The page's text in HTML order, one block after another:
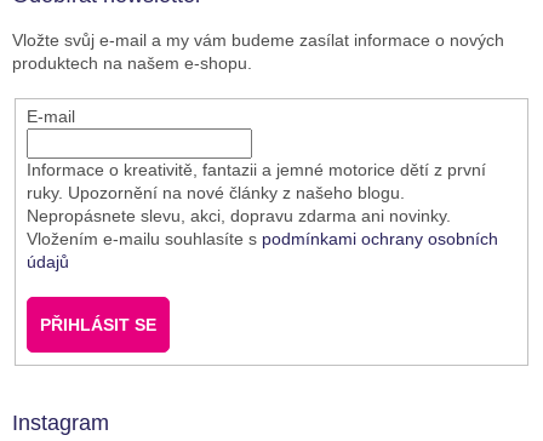
Vložte svůj e-mail a my vám budeme zasílat informace o nových
produktech na našem e-shopu.
E-mail
Informace o kreativitě, fantazii a jemné motorice dětí z první
ruky. Upozornění na nové články z našeho blogu.
Nepropásnete slevu, akci, dopravu zdarma ani novinky.
Vložením e-mailu souhlasíte s podmínkami ochrany osobních
údajů
PŘIHLÁSIT SE
Instagram